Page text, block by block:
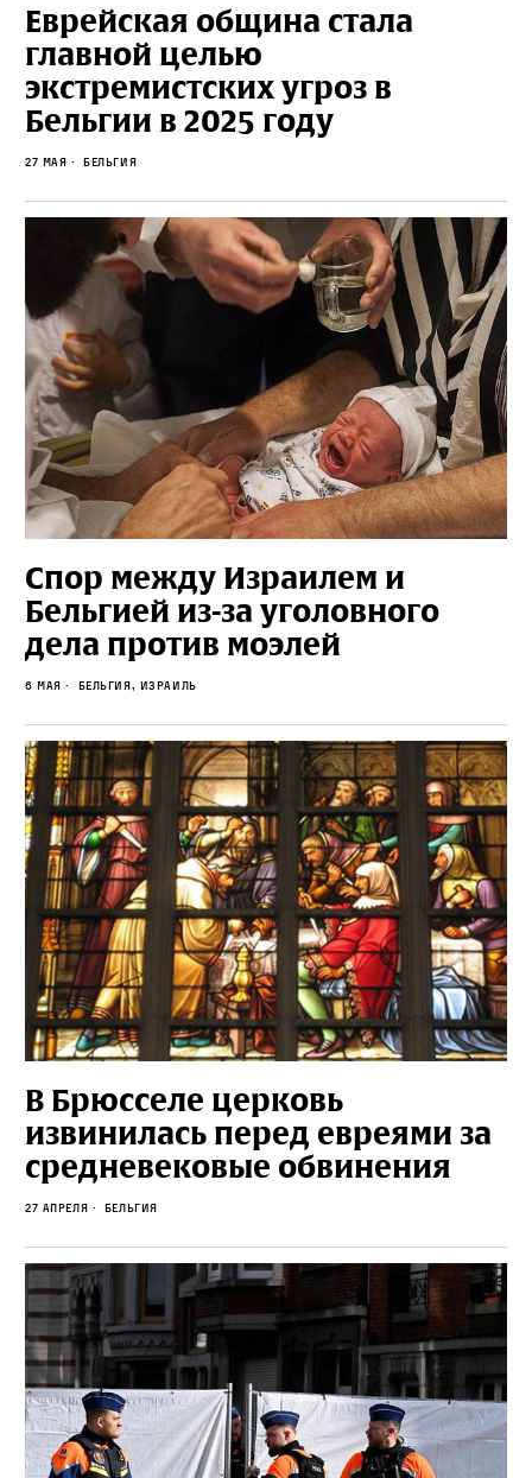
Еврейская община стала
главной целью
экстремистских угроз в
Бельгии в 2025 году
27 мая Бельгия
Спор между Израилем и
Бельгией из-за уголовного
дела против моэлей
6 мая Бельгия, Израиль
В Брюсселе церковь
извинилась перед евреями за
средневековые обвинения
27 апреля Бельгия